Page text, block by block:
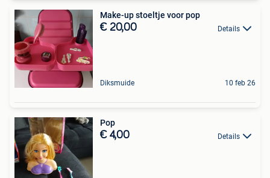
Make-up stoeltje voor pop
€ 20,00 Details
Diksmuide 10 feb 26
Pop
€ 4,00 Details